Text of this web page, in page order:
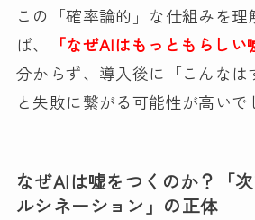
この「確率論的」な仕組みを
ば、
「なぜAIはもっともらしい
分からず、導入後に「こんなは
と失敗に繋がる可能性が高いで
なぜAIは嘘をつくのか？「
ルシネーション」の正体